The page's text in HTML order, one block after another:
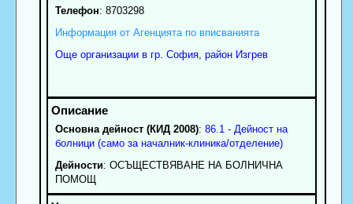
Телефон: 8703298
Информация от Агенцията по вписванията
Още организации в гр. София, район Изгрев
Основна дейност (КИД 2008): 86.1 - Дейност на
болници (само за началник-клиника/отделение)
Дейности: ОСЪЩЕСТВЯВАНЕ НА БОЛНИЧНА
ПОМОЩ